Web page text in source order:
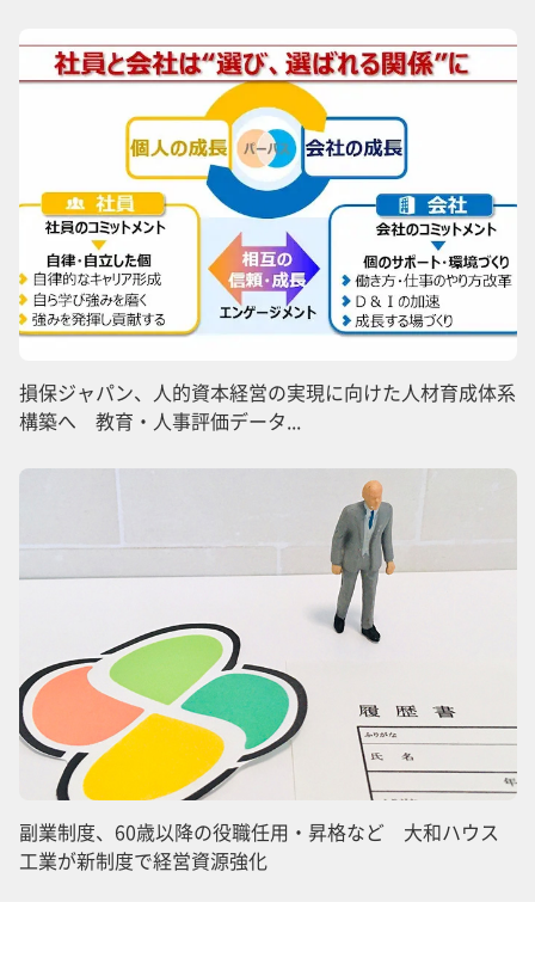
損保ジャパン、人的資本経営の実現に向けた人材育成体系
構築へ 教育・人事評価データ...
副業制度、60歳以降の役職任用・昇格など 大和ハウス
工業が新制度で経営資源強化